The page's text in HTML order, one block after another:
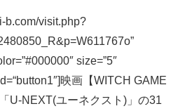
b.com/visit.php?
size=”5″
映画【WITCH GAME
U-NEXT(ユーネクスト)」の31